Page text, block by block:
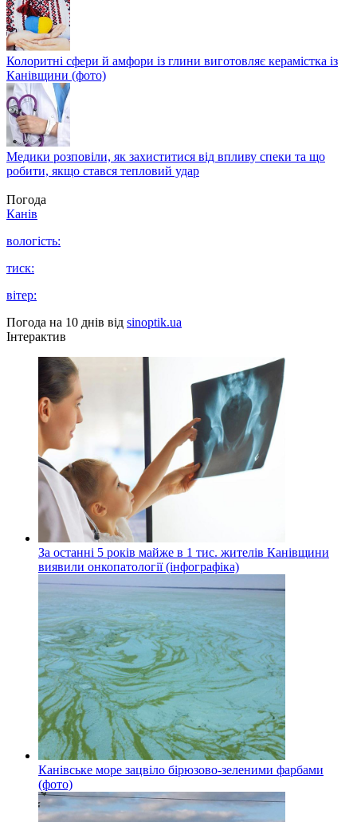
Колоритні сфери й амфори із глини виготовляє керамістка із
Канівщини (фото)
Медики розповіли, як захиститися від впливу спеки та що
робити, якщо стався тепловий удар
Погода
Канів
вологість:
тиск:
вітер:
Погода на 10 днів від sinoptik.ua
Інтерактив
За останні 5 років майже в 1 тис. жителів Канівщини
виявили онкопатології (інфографіка)
Канівське море зацвіло бірюзово-зеленими фарбами
(фото)